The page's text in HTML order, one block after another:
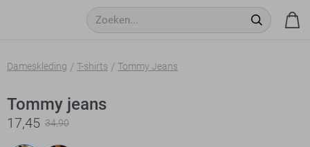
Dameskleding T-shirts Tommy Jeans
Tommy jeans
17,45 34,90